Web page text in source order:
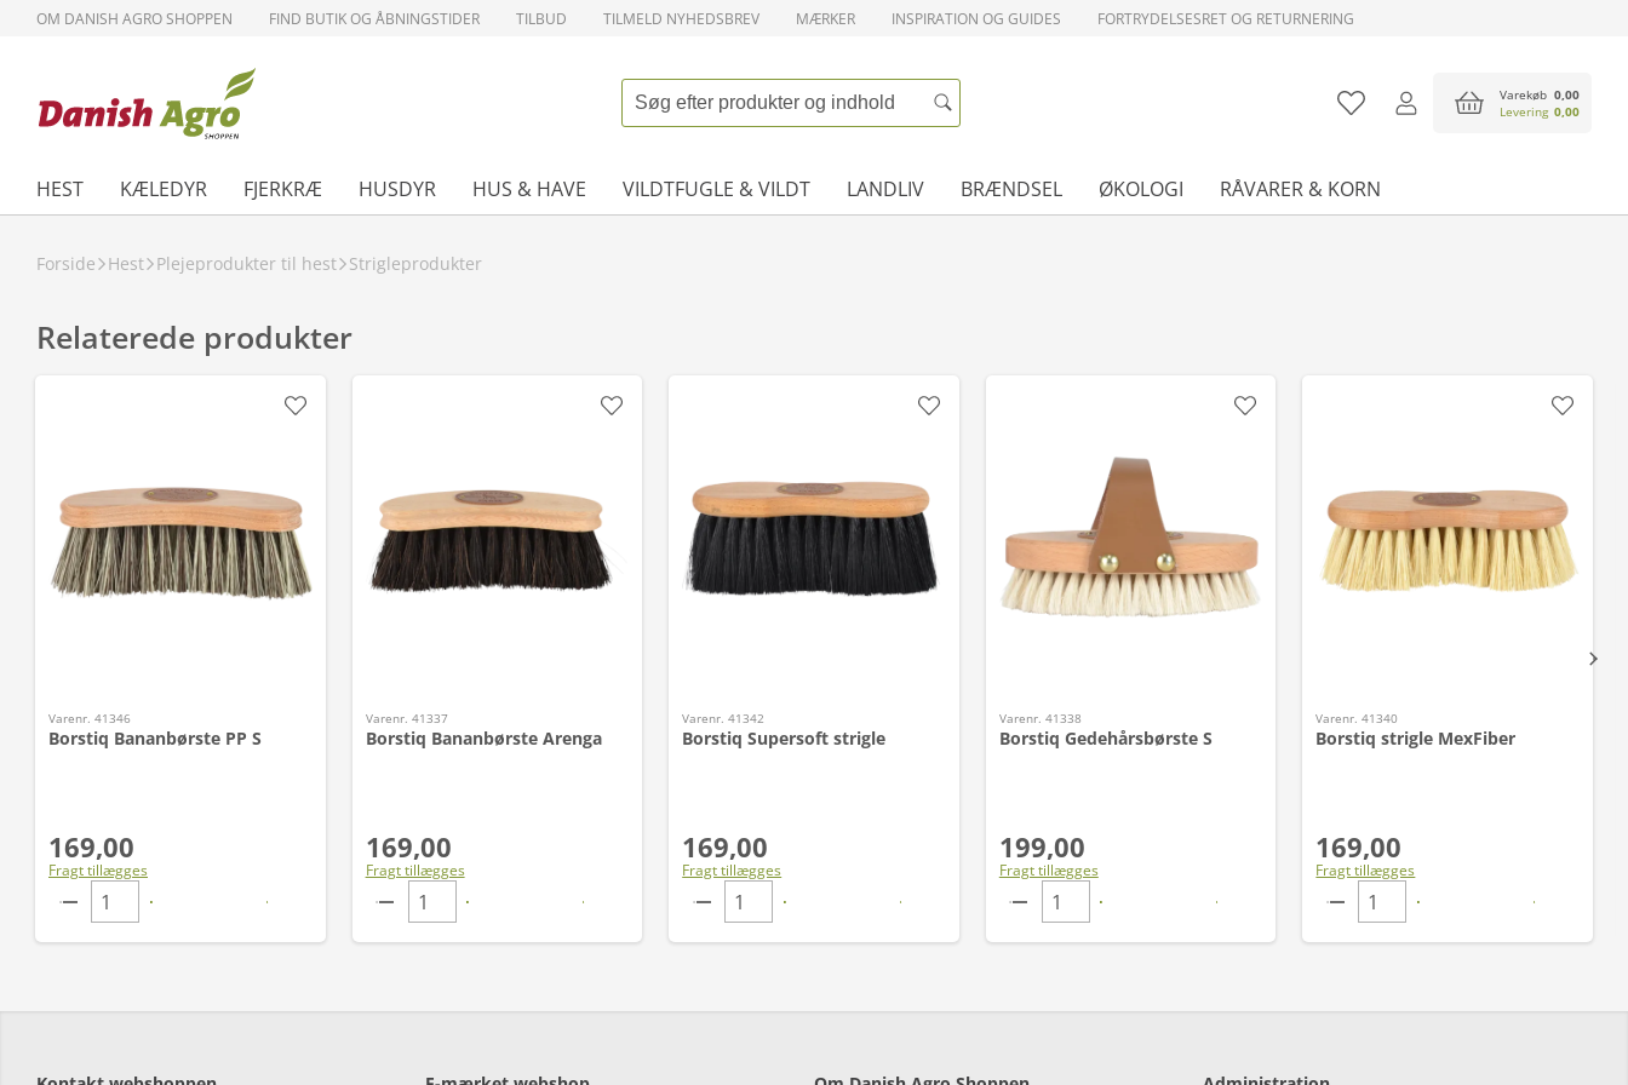
OM DANISH AGRO SHOPPEN FIND BUTIK OG ÅBNINGSTIDER TILBUD TILMELD NYHEDSBREV MÆRKER INSPIRATION OG GUIDES FORTRYDELSESRET OG RETURNERING
Varekøb 0,00
Levering 0,00
HEST KÆLEDYR FJERKRÆ HUSDYR HUS & HAVE VILDTFUGLE & VILDT LANDLIV BRÆNDSEL ØKOLOGI RÅVARER & KORN
Forside Hest Plejeprodukter til hest Strigleprodukter
Relaterede produkter
Varenr. 41346
Borstiq Bananbørste PP S
169,00
Fragt tillægges
Varenr. 41337
Borstiq Bananbørste Arenga
169,00
Fragt tillægges
Varenr. 41342
Borstiq Supersoft strigle
169,00
Fragt tillægges
Varenr. 41338
Borstiq Gedehårsbørste S
199,00
Fragt tillægges
Varenr. 41340
Borstiq strigle MexFiber
169,00
Fragt tillægges